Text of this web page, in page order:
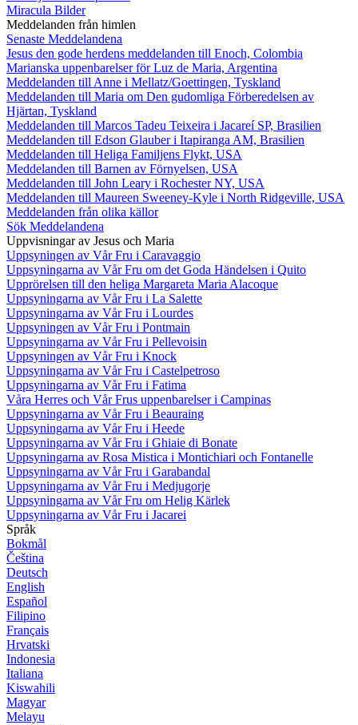
Miracula Bilder
Meddelanden från himlen
Senaste Meddelandena
Jesus den gode herdens meddelanden till Enoch, Colombia
Marianska uppenbarelser för Luz de Maria, Argentina
Meddelanden till Anne i Mellatz/Goettingen, Tyskland
Meddelanden till Maria om Den gudomliga Förberedelsen av
Hjärtan, Tyskland
Meddelanden till Marcos Tadeu Teixeira i Jacareí SP, Brasilien
Meddelanden till Edson Glauber i Itapiranga AM, Brasilien
Meddelanden till Heliga Familjens Flykt, USA
Meddelanden till Barnen av Förnyelsen, USA
Meddelanden till John Leary i Rochester NY, USA
Meddelanden till Maureen Sweeney-Kyle i North Ridgeville, USA
Meddelanden från olika källor
Sök Meddelandena
Uppvisningar av Jesus och Maria
Uppsyningen av Vår Fru i Caravaggio
Uppsyningarna av Vår Fru om det Goda Händelsen i Quito
Upprörelsen till den heliga Margareta Maria Alacoque
Uppsyningarna av Vår Fru i La Salette
Uppsyningarna av Vår Fru i Lourdes
Uppsyningen av Vår Fru i Pontmain
Uppsyningarna av Vår Fru i Pellevoisin
Uppsyningen av Vår Fru i Knock
Uppsyningarna av Vår Fru i Castelpetroso
Uppsyningarna av Vår Fru i Fatima
Våra Herres och Vår Frus uppenbarelser i Campinas
Uppsyningarna av Vår Fru i Beauraing
Uppsyningarna av Vår Fru i Heede
Uppsyningarna av Vår Fru i Ghiaie di Bonate
Uppsyningarna av Rosa Mistica i Montichiari och Fontanelle
Uppsyningarna av Vår Fru i Garabandal
Uppsyningarna av Vår Fru i Medjugorje
Uppsyningarna av Vår Fru om Helig Kärlek
Uppsyningarna av Vår Fru i Jacarei
Språk
Bokmål
Čeština
Deutsch
English
Español
Filipino
Français
Hrvatski
Indonesia
Italiana
Kiswahili
Magyar
Melayu